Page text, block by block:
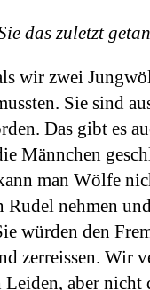
das zuletzt
wir zwei
Sie sind
Das gibt es
Männchen
man Wölfe
Rudel nehmen
würden den
zerreissen. Wir
Leiden, aber nicht